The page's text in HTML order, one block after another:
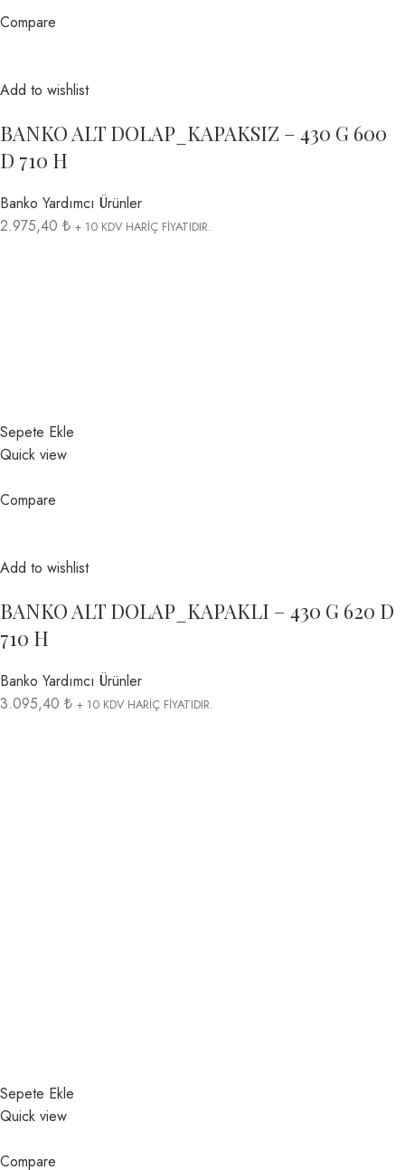
Compare
Add to wishlist
BANKO ALT DOLAP_KAPAKSIZ – 430 G 600
D 710 H
Banko Yardımcı Ürünler
2.975,40 ₺ + 10 KDV HARİÇ FİYATIDIR.
Sepete Ekle
Quick view
Compare
Add to wishlist
BANKO ALT DOLAP_KAPAKLI – 430 G 620 D
710 H
Banko Yardımcı Ürünler
3.095,40 ₺ + 10 KDV HARİÇ FİYATIDIR.
Sepete Ekle
Quick view
Compare